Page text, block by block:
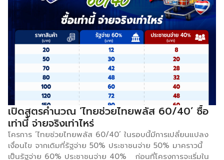
เทียบกับปีก่อน ตัวเลขเหล่านี้ไม่ใช่ความบังเอิญ แต่เป็นผลของ
กลยุทธ์ที่คิดมาอย่างแยบยล และดำเนินการอย่างสม่ำเสมอมากว่า
20 ปี ‘ป่าล้อมเมือง’ จากชายขอบสู่ใจกลาง เมื่อปี 2548 ซีเจ
เปิดสาขาแรกที่จังหวัดกาญจนบุรี ในขณะที่คู่แข่งรายใหญ่ต่างแย่ง
ชิงพื้นที่ทำเลในกรุงเทพฯ และหัวเมืองใหญ่ เสถียร เสถียรธรรมะ ผู้
ก่อตั้ง เลือกเดินเกมกลับขั้ว ด้วยการรุกเข้าพื้นที่รอบนอกก่อน ทั้ง
ราชบุรี สมุทรสงคราม นครปฐม เพชรบุรี และจังหวัดใกล้เคียง
ก่อนค่อย ๆ ขยับเข้าสู่กรุงเทพฯ และปริมณฑลในเวลาต่อมา […]
เปิดสูตรคำนวณ ‘ไทยช่วยไทยพลัส 60/40’ ซื้อ
เท่านี้ จ่ายจริงเท่าไหร่
โครการ ‘ไทยช่วยไทยพลัส 60/40’ ในรอบนี้มีการเปลี่ยนแปลง
เงื่อนไข จากเดิมที่รัฐจ่าย 50% ประชาชนจ่าย 50% มาคราวนี้
เป็นรัฐจ่าย 60% ประชาชนจ่าย 40% ก่อนที่โครงการจะเริ่มใน